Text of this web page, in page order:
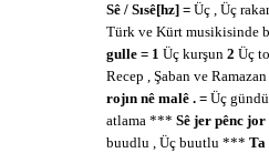
Sê / Sısê[hz] = Üç , Üç
Türk ve Kürt musikisinde
gulle = 1 Üç kurşun 2 Üç
Recep , Şaban ve
rojın nê malê . =Üç
atlama *** Sê jer pênc jor
buudlu , Üç buutlu *** Ta